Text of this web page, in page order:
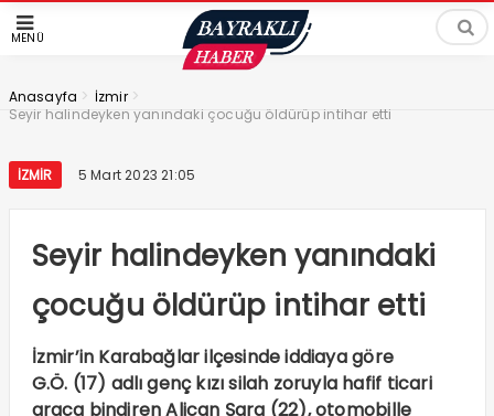
MENÜ
Anasayfa > İzmir >
Seyir halindeyken yanındaki çocuğu öldürüp intihar etti
İZMIR 5 Mart 2023 21:05
Seyir halindeyken yanındaki
çocuğu öldürüp intihar etti
İzmir’in Karabağlar ilçesinde iddiaya göre
G.Ö. (17) adlı genç kızı silah zoruyla hafif ticari
araca bindiren Alican Şara (22), otomobille